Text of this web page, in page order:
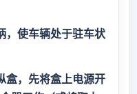
使车辆处于驻车状
，先将盒上电源开